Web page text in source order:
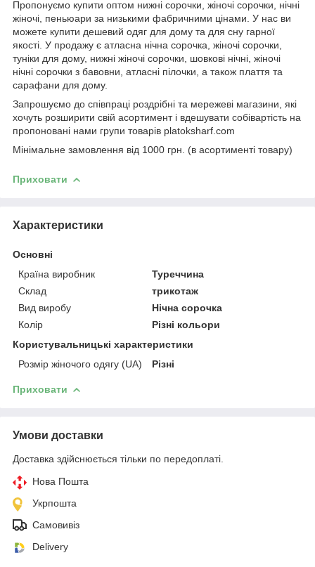
Пропонуємо купити оптом нижні сорочки, жіночі сорочки, нічні
жіночі, пеньюари за низькими фабричними цінами. У нас ви
можете купити дешевий одяг для дому та для сну гарної
якості. У продажу є атласна нічна сорочка, жіночі сорочки,
туніки для дому, нижні жіночі сорочки, шовкові нічні, жіночі
нічні сорочки з бавовни, атласні пілочки, а також плаття та
сарафани для дому.
Запрошуємо до співпраці роздрібні та мережеві магазини, які
хочуть розширити свій асортимент і вдешувати собівартість на
пропоновані нами групи товарів platoksharf.com
Мінімальне замовлення від 1000 грн. (в асортименті товару)
Приховати
Характеристики
Основні
Країна виробник
Туреччина
Склад
трикотаж
Вид виробу
Нічна сорочка
Колір
Різні кольори
Користувальницькі характеристики
Розмір жіночого одягу (UA)
Різні
Приховати
Умови доставки
Доставка здійснюється тільки по передоплаті.
Нова Пошта
Укрпошта
Самовивіз
Delivery